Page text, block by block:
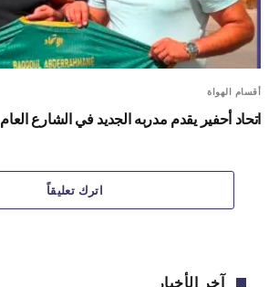
أقسام الهواة
اتحاد أحفير يقدم مدربه الجديد في الشارع العام
اترك تعليقاً
آخر الأخبار